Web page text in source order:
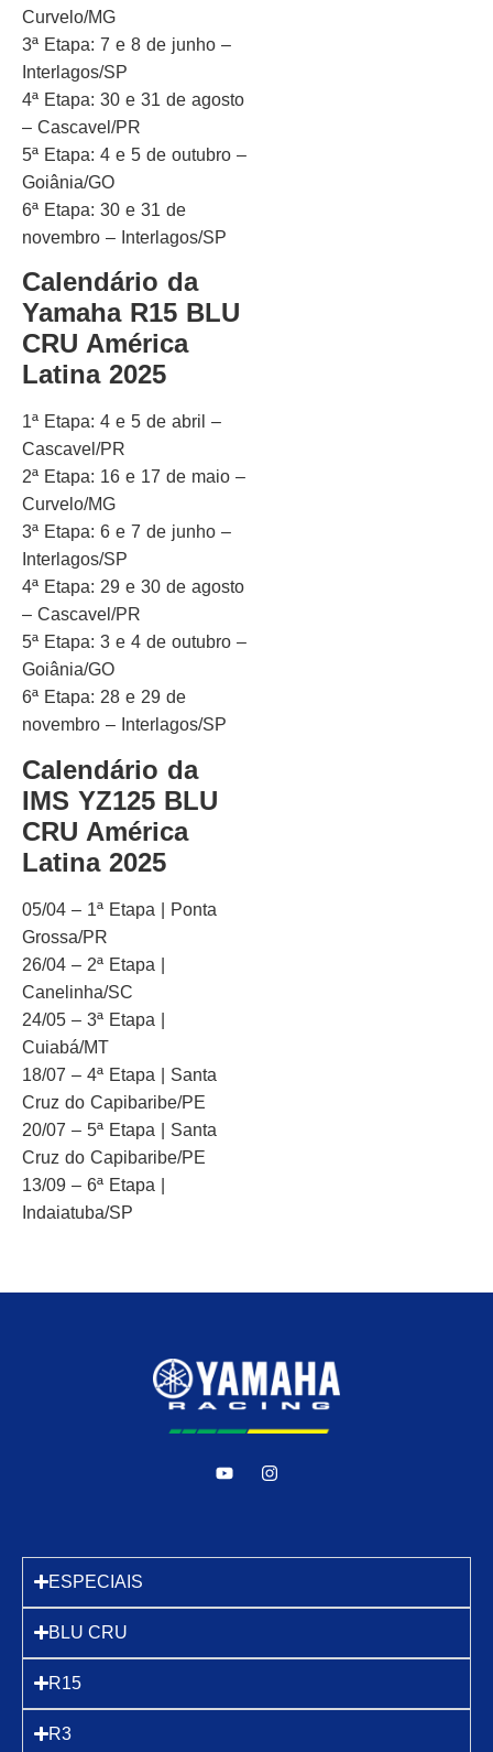
Curvelo/MG
3ª Etapa: 7 e 8 de junho –
Interlagos/SP
4ª Etapa: 30 e 31 de agosto
– Cascavel/PR
5ª Etapa: 4 e 5 de outubro –
Goiânia/GO
6ª Etapa: 30 e 31 de
novembro – Interlagos/SP
Calendário da
Yamaha R15 BLU
CRU América
Latina 2025
1ª Etapa: 4 e 5 de abril –
Cascavel/PR
2ª Etapa: 16 e 17 de maio –
Curvelo/MG
3ª Etapa: 6 e 7 de junho –
Interlagos/SP
4ª Etapa: 29 e 30 de agosto
– Cascavel/PR
5ª Etapa: 3 e 4 de outubro –
Goiânia/GO
6ª Etapa: 28 e 29 de
novembro – Interlagos/SP
Calendário da
IMS YZ125 BLU
CRU América
Latina 2025
05/04 – 1ª Etapa | Ponta
Grossa/PR
26/04 – 2ª Etapa |
Canelinha/SC
24/05 – 3ª Etapa |
Cuiabá/MT
18/07 – 4ª Etapa | Santa
Cruz do Capibaribe/PE
20/07 – 5ª Etapa | Santa
Cruz do Capibaribe/PE
13/09 – 6ª Etapa |
Indaiatuba/SP
ESPECIAIS
BLU CRU
R15
R3